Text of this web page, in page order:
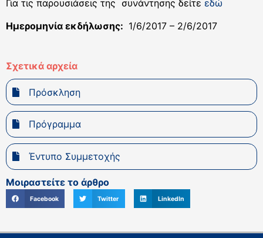
Για τις παρουσιάσεις της συνάντησης δείτε εδώ
Ημερομηνία εκδήλωσης: 1/6/2017 – 2/6/2017
Σχετικά αρχεία
Πρόσκληση
Πρόγραμμα
Έντυπο Συμμετοχής
Μοιραστείτε το άρθρο
Facebook Twitter LinkedIn